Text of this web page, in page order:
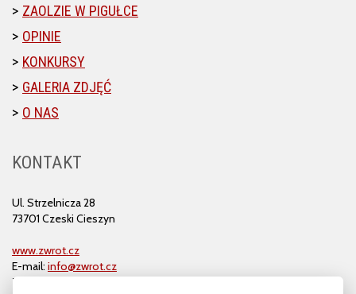
ZAOLZIE W PIGUŁCE
OPINIE
KONKURSY
GALERIA ZDJĘĆ
O NAS
KONTAKT
Ul. Strzelnicza 28
73701 Czeski Cieszyn
www.zwrot.cz
E-mail: info@zwrot.cz
Tel. i faks: 558 711 582